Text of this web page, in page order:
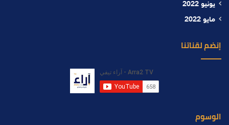
يونيو 2022
مايو 2022
إنضم لقناتنا
الوسوم